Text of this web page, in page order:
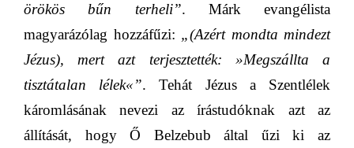
örökös bűn terheli”. Márk evangélista
magyarázólag hozzáfűzi: „(Azért mondta mindezt
Jézus), mert azt terjesztették: »Megszállta a
tisztátalan lélek«”. Tehát Jézus a Szentlélek
káromlásának nevezi az írástudóknak azt az
állítását, hogy Ő Belzebub által űzi ki az